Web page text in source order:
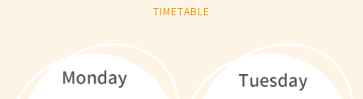
TIMETABLE